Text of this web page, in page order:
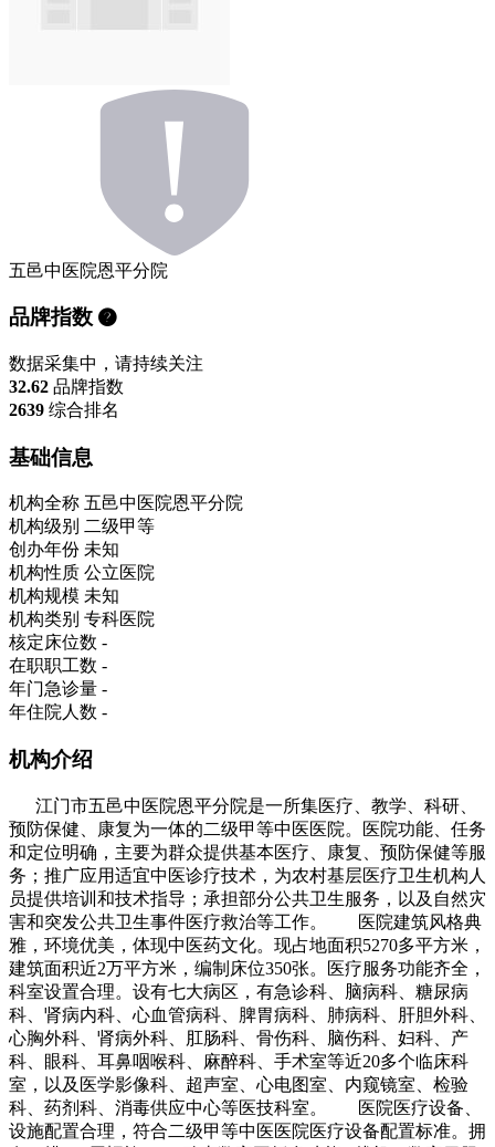
五邑中医院恩平分院
品牌指数
数据采集中，请持续关注
32.62 品牌指数
2639 综合排名
基础信息
机构全称 五邑中医院恩平分院
机构级别 二级甲等
创办年份 未知
机构性质 公立医院
机构规模 未知
机构类别 专科医院
核定床位数 -
在职职工数 -
年门急诊量 -
年住院人数 -
机构介绍
江门市五邑中医院恩平分院是一所集医疗、教学、科研、
预防保健、康复为一体的二级甲等中医医院。医院功能、任务
和定位明确，主要为群众提供基本医疗、康复、预防保健等服
务；推广应用适宜中医诊疗技术，为农村基层医疗卫生机构人
员提供培训和技术指导；承担部分公共卫生服务，以及自然灾
害和突发公共卫生事件医疗救治等工作。 医院建筑风格典
雅，环境优美，体现中医药文化。现占地面积5270多平方米，
建筑面积近2万平方米，编制床位350张。医疗服务功能齐全，
科室设置合理。设有七大病区，有急诊科、脑病科、糖尿病
科、肾病内科、心血管病科、脾胃病科、肺病科、肝胆外科、
心胸外科、肾病外科、肛肠科、骨伤科、脑伤科、妇科、产
科、眼科、耳鼻咽喉科、麻醉科、手术室等近20多个临床科
室，以及医学影像科、超声室、心电图室、内窥镜室、检验
科、药剂科、消毒供应中心等医技科室。 医院医疗设备、
设施配置合理，符合二级甲等中医医院医疗设备配置标准。拥